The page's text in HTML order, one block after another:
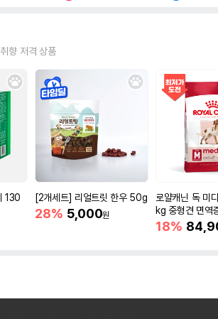
향 저격 상품
130
[2개세트] 리얼트릿 한우 50g
28% 5,000원
로얄캐닌 독 미
kg 중형견 면역
18%